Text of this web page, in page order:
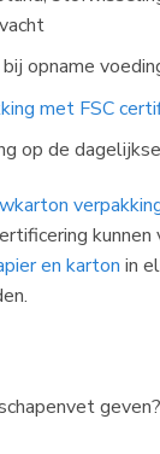
opname
met FSC
op de
kunnen
en karton in
geven?